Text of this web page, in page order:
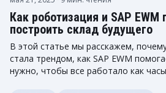
Как роботизация и SAP EWM
построить склад будущего
В этой статье мы расскажем,
стала трендом, как SAP EWM
нужно, чтобы все работало как